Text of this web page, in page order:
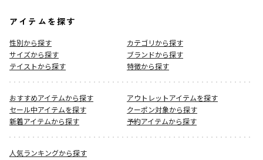
アイテムを探す
性別から探す
カテゴリから探す
サイズから探す
ブランドから探す
テイストから探す
特徴から探す
おすすめアイテムから探す
アウトレットアイテムを探す
セール中アイテムを探す
クーポン対象から探す
新着アイテムから探す
予約アイテムから探す
人気ランキングから探す